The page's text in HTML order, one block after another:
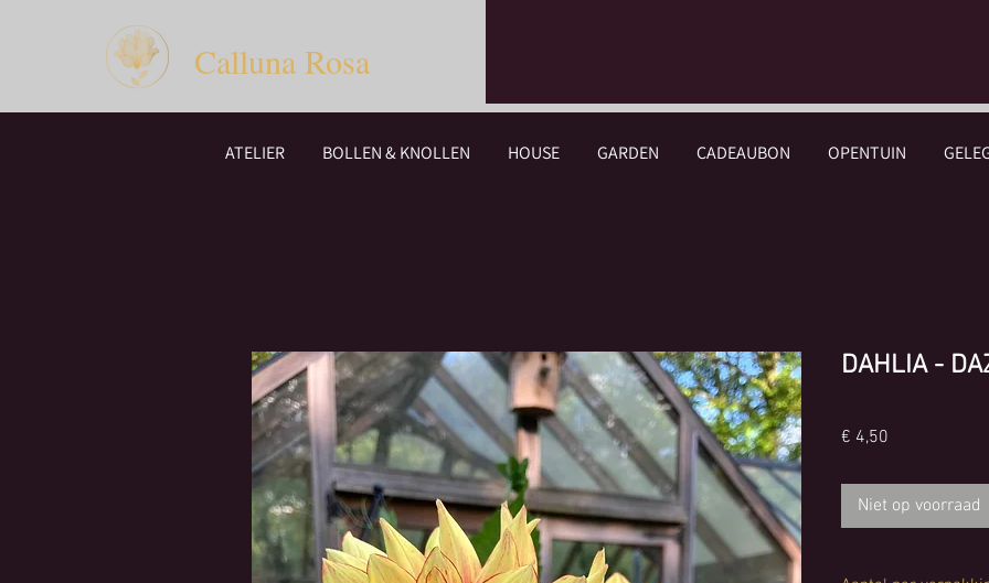
Calluna Rosa
ATELIER BOLLEN & KNOLLEN HOUSE GARDEN CADEAUBON OPENTUIN
DAHLIA -
€ 4,50
Niet op voorraad